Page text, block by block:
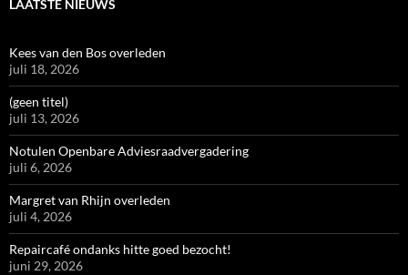
LAATSTE NIEUWS
Kees van den Bos overleden
juli 18, 2026
(geen titel)
juli 13, 2026
Notulen Openbare Adviesraadvergadering
juli 6, 2026
Margret van Rhijn overleden
juli 4, 2026
Repaircafé ondanks hitte goed bezocht!
juni 29, 2026